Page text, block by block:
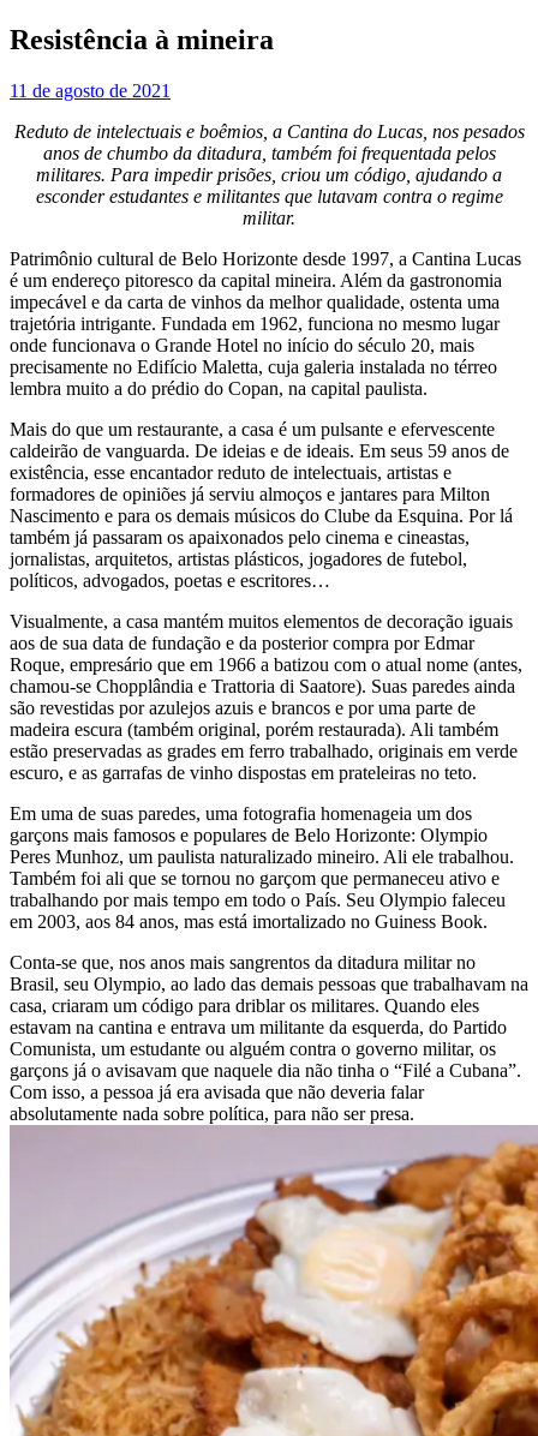
Resistência à mineira
11 de agosto de 2021
Reduto de intelectuais e boêmios, a Cantina do Lucas, nos pesados
anos de chumbo da ditadura, também foi frequentada pelos
militares. Para impedir prisões, criou um código, ajudando a
esconder estudantes e militantes que lutavam contra o regime
militar.
Patrimônio cultural de Belo Horizonte desde 1997, a Cantina Lucas
é um endereço pitoresco da capital mineira. Além da gastronomia
impecável e da carta de vinhos da melhor qualidade, ostenta uma
trajetória intrigante. Fundada em 1962, funciona no mesmo lugar
onde funcionava o Grande Hotel no início do século 20, mais
precisamente no Edifício Maletta, cuja galeria instalada no térreo
lembra muito a do prédio do Copan, na capital paulista.
Mais do que um restaurante, a casa é um pulsante e efervescente
caldeirão de vanguarda. De ideias e de ideais. Em seus 59 anos de
existência, esse encantador reduto de intelectuais, artistas e
formadores de opiniões já serviu almoços e jantares para Milton
Nascimento e para os demais músicos do Clube da Esquina. Por lá
também já passaram os apaixonados pelo cinema e cineastas,
jornalistas, arquitetos, artistas plásticos, jogadores de futebol,
políticos, advogados, poetas e escritores…
Visualmente, a casa mantém muitos elementos de decoração iguais
aos de sua data de fundação e da posterior compra por Edmar
Roque, empresário que em 1966 a batizou com o atual nome (antes,
chamou-se Chopplândia e Trattoria di Saatore). Suas paredes ainda
são revestidas por azulejos azuis e brancos e por uma parte de
madeira escura (também original, porém restaurada). Ali também
estão preservadas as grades em ferro trabalhado, originais em verde
escuro, e as garrafas de vinho dispostas em prateleiras no teto.
Em uma de suas paredes, uma fotografia homenageia um dos
garçons mais famosos e populares de Belo Horizonte: Olympio
Peres Munhoz, um paulista naturalizado mineiro. Ali ele trabalhou.
Também foi ali que se tornou no garçom que permaneceu ativo e
trabalhando por mais tempo em todo o País. Seu Olympio faleceu
em 2003, aos 84 anos, mas está imortalizado no Guiness Book.
Conta-se que, nos anos mais sangrentos da ditadura militar no
Brasil, seu Olympio, ao lado das demais pessoas que trabalhavam na
casa, criaram um código para driblar os militares. Quando eles
estavam na cantina e entrava um militante da esquerda, do Partido
Comunista, um estudante ou alguém contra o governo militar, os
garçons já o avisavam que naquele dia não tinha o “Filé a Cubana”.
Com isso, a pessoa já era avisada que não deveria falar
absolutamente nada sobre política, para não ser presa.